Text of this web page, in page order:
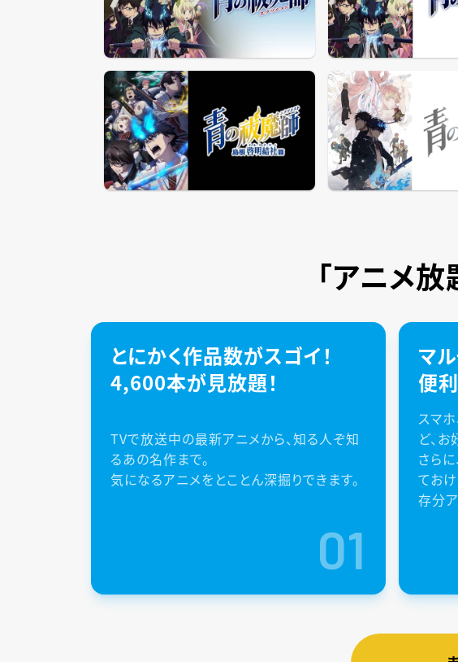
「アニメ放
とにかく作品数がスゴイ！
4,600本が見放題！
TVで放送中の最新アニメから、知る人ぞ知
るあの名作まで。
気になるアニメをとことん深掘りできます。
01
マ
便
スマ
ど、
さら
てお
存分